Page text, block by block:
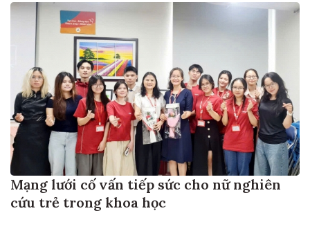
Mạng lưới cố vấn tiếp sức cho nữ nghiên
cứu trẻ trong khoa học